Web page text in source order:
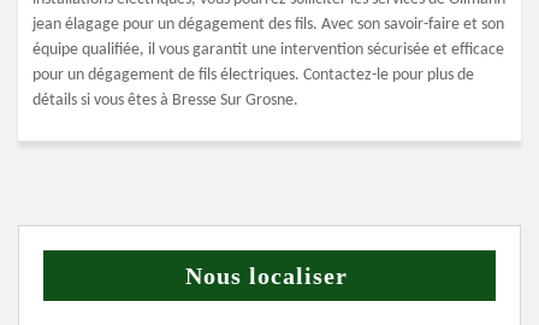
jean élagage pour un dégagement des fils. Avec son savoir-faire et son
équipe qualifiée, il vous garantit une intervention sécurisée et efficace
pour un dégagement de fils électriques. Contactez-le pour plus de
détails si vous êtes à Bresse Sur Grosne.
Nous localiser